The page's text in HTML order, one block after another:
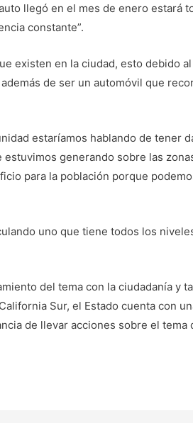
llegó en el mes de enero estará
constante”.
existen en la ciudad, esto debido
de ser un automóvil que
estaríamos hablando de tener
generando sobre las
para la población porque
uno que tiene todos los
del tema con la ciudadanía y
Sur, el Estado cuenta con
de llevar acciones sobre el tema